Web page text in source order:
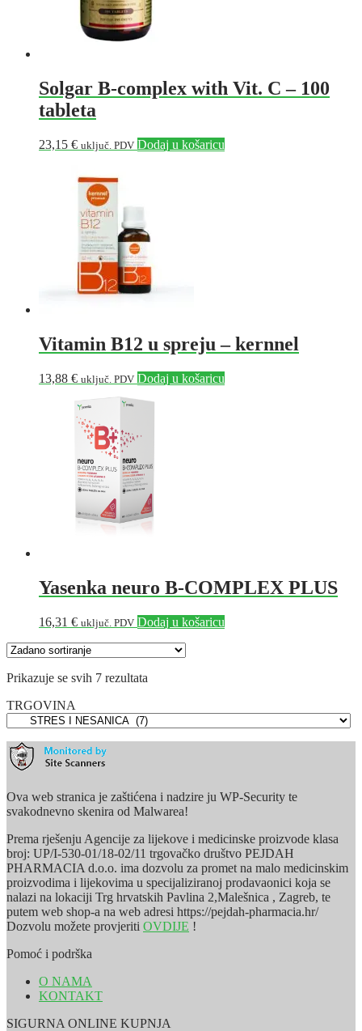
Solgar B-complex with Vit. C – 100
tableta
23,15 € uključ. PDV Dodaj u košaricu
Vitamin B12 u spreju – kernnel
13,88 € uključ. PDV Dodaj u košaricu
Yasenka neuro B-COMPLEX PLUS
16,31 € uključ. PDV Dodaj u košaricu
Prikazuje se svih 7 rezultata
TRGOVINA
Ova web stranica je zaštićena i nadzire ju WP-Security te
svakodnevno skenira od Malwarea!
Prema rješenju Agencije za lijekove i medicinske proizvode klasa
broj: UP/I-530-01/18-02/11 trgovačko društvo PEJDAH
PHARMACIA d.o.o. ima dozvolu za promet na malo medicinskim
proizvodima i lijekovima u specijaliziranoj prodavaonici koja se
nalazi na lokaciji Trg hrvatskih Pavlina 2,Malešnica , Zagreb, te
putem web shop-a na web adresi https://pejdah-pharmacia.hr/
Dozvolu možete provjeriti OVDIJE !
Pomoć i podrška
O NAMA
KONTAKT
SIGURNA ONLINE KUPNJA